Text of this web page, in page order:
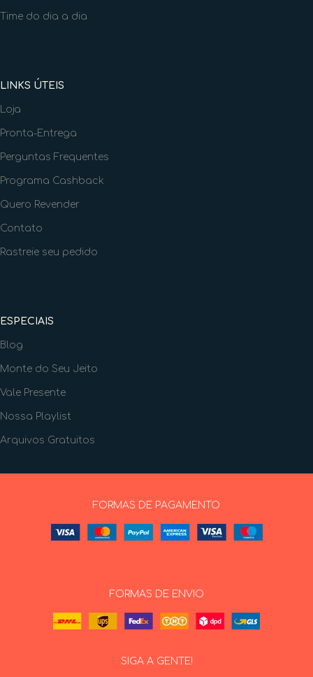
Time do dia a dia
LINKS ÚTEIS
Loja
Pronta-Entrega
Perguntas Frequentes
Programa Cashback
Quero Revender
Contato
Rastreie seu pedido
ESPECIAIS
Blog
Monte do Seu Jeito
Vale Presente
Nossa Playlist
Arquivos Gratuitos
FORMAS DE PAGAMENTO
FORMAS DE ENVIO
SIGA A GENTE!